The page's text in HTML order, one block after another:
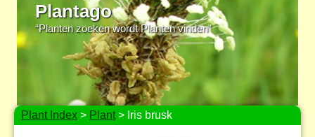
Plantago
“Planten zoeken wordt Planten vinden”
Plant Index > Plant> Iris brusk